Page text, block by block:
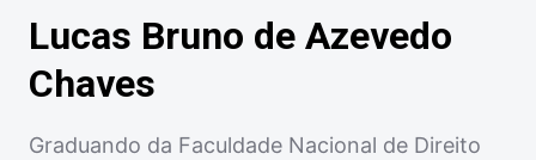
Lucas Bruno de Azevedo
Chaves
Graduando da Faculdade Nacional de Direito